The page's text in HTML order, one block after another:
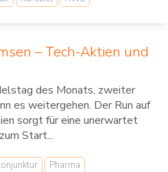
– Tech-Aktien und
des Monats, zweiter
es weitergehen. Der Run auf
sorgt für eine unerwartet
Start...
Pharma